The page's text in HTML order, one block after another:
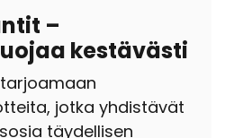
–
kestävästi
jotka yhdistävät
täydellisen